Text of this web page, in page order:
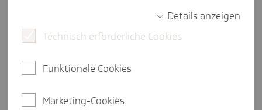
Nutzungsbedingungen zu, zusätzlich gelten die
Allgemeinen Nutzungs- und
Bitte lesen Sie vorab die allgemeinen
Website, die auch für den "TK-Klinikführer" gelten.
Details anzeigen
Technisch erforderliche Cookies
Funktionale Cookies
Marketing-Cookies